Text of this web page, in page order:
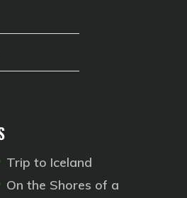
Trip to Iceland
On the Shores of a